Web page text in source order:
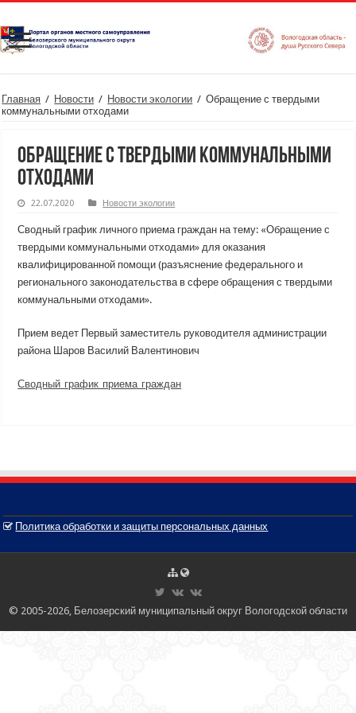
Главная / Новости / Новости экологии / Обращение с твердыми
коммунальными отходами
Обращение с твердыми коммунальными
отходами
22.07.2020 Новости экологии
Сводный график личного приема граждан на тему: «Обращение с
твердыми коммунальными отходами» для оказания
квалифицированной помощи (разъяснение федерального и
регионального законодательства в сфере обращения с твердыми
коммунальными отходами».
Прием ведет Первый заместитель руководителя администрации
района Шаров Василий Валентинович
Сводный_график_приема_граждан
Политика обработки и защиты персональных данных
© 2005-2026, Белозерский муниципальный округ Вологодской области